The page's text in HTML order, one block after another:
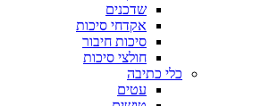
שדכנים
אקדחי סיכות
סיכות חיבור
חולצי סיכות
כלי כתיבה
עטים